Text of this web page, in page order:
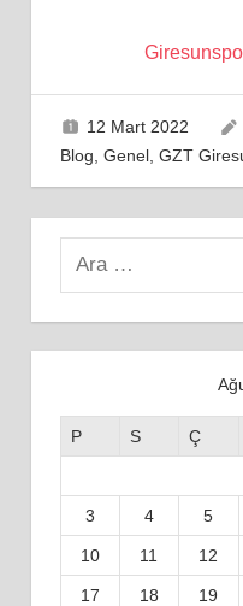
12 Mart 2022
Blog Genel, GZT
Search
P S Ç
3 4 5
10 11 12
17 18 19